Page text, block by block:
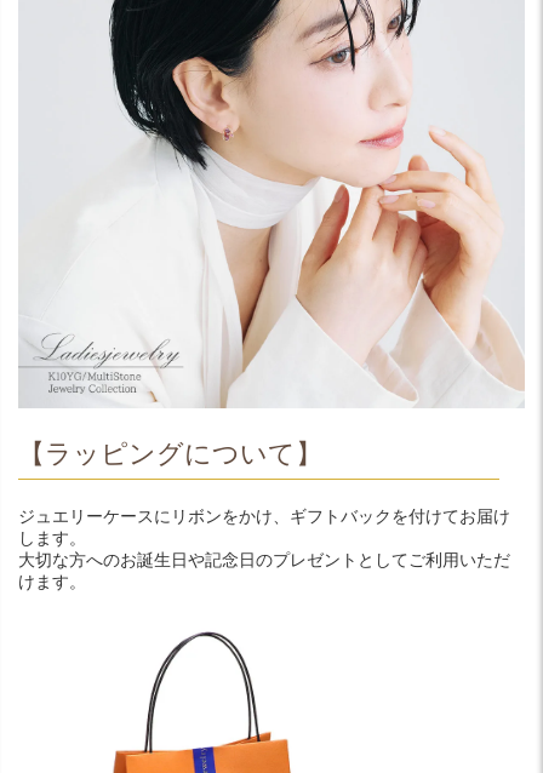
【ラッピングについて】
ジュエリーケースにリボンをかけ、ギフトバックを付けてお届け
します。
大切な方へのお誕生日や記念日のプレゼントとしてご利用いただ
けます。